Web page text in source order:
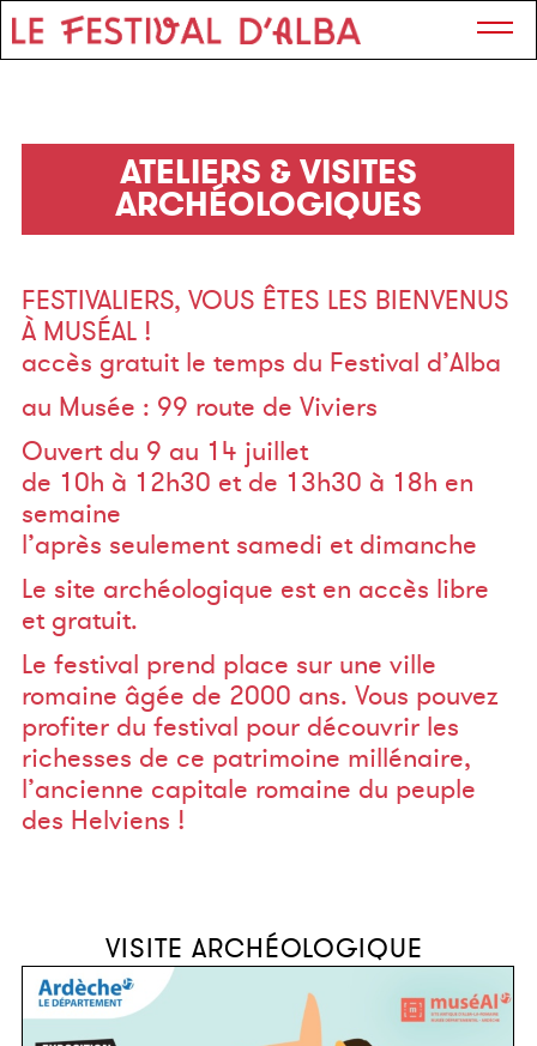
ATELIERS & VISITES
ARCHÉOLOGIQUES
FESTIVALIERS, VOUS ÊTES LES BIENVENUS
À MUSÉAL !
accès gratuit le temps du Festival d’Alba
au Musée : 99 route de Viviers
Ouvert du 9 au 14 juillet
de 10h à 12h30 et de 13h30 à 18h en
semaine
l’après seulement samedi et dimanche
Le site archéologique est en accès libre
et gratuit.
Le festival prend place sur une ville
romaine âgée de 2000 ans. Vous pouvez
profiter du festival pour découvrir les
richesses de ce patrimoine millénaire,
l’ancienne capitale romaine du peuple
des Helviens !
VISITE ARCHÉOLOGIQUE